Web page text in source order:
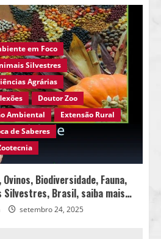
em Foco
Silvestres
Agrárias
Doutor Zoo
Ambiental
Extensão Rural
de Saberes
Biodiversidade, Fauna,
Silvestres, Brasil, saiba mais…
setembro 24, 2025